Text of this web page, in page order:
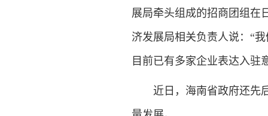
展局牵头组成的招商团组在
济发展局相关负责人说：“
目前已有多家企业表达入驻
近日，海南省政府还先后